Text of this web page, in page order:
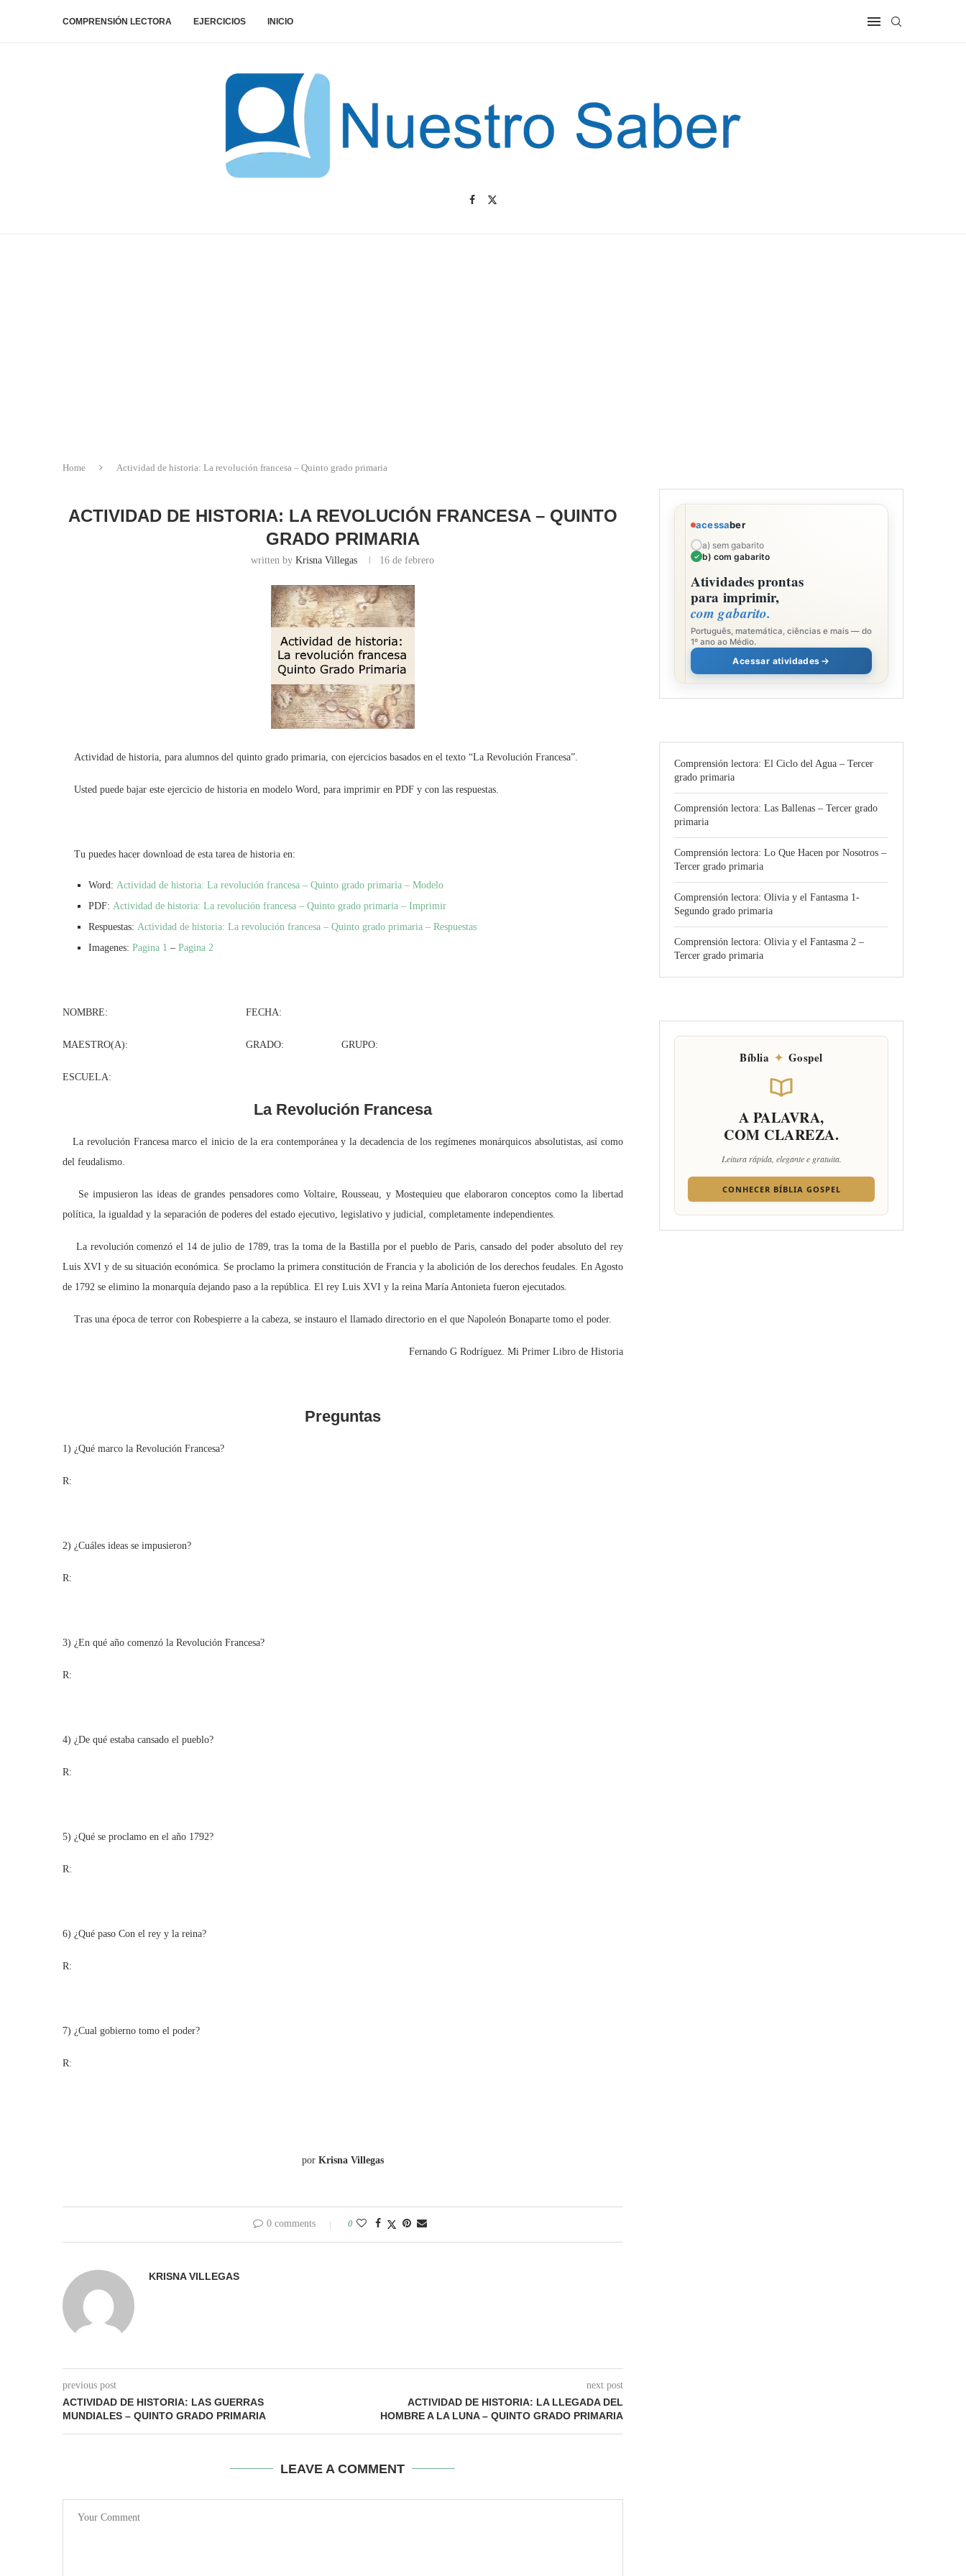
COMPRENSIÓN LECTORA EJERCICIOS INICIO
Home Actividad de historia: La revolución francesa – Quinto grado primaria
ACTIVIDAD DE HISTORIA: LA REVOLUCIÓN FRANCESA – QUINTO
GRADO PRIMARIA
written byKrisna Villegas 16 de febrero
Actividad de historia, para alumnos del quinto grado primaria, con ejercicios basados en el texto “La Revolución Francesa”.
Usted puede bajar este ejercicio de historia en modelo Word, para imprimir en PDF y con las respuestas.
Tu puedes hacer download de esta tarea de historia en:
Word: Actividad de historia: La revolución francesa – Quinto grado primaria – Modelo
PDF: Actividad de historia: La revolución francesa – Quinto grado primaria – Imprimir
Respuestas: Actividad de historia: La revolución francesa – Quinto grado primaria – Respuestas
Imagenes: Pagina 1 – Pagina 2
NOMBRE: FECHA:
MAESTRO(A): GRADO: GRUPO:
ESCUELA:
La Revolución Francesa
La revolución Francesa marco el inicio de la era contemporánea y la decadencia de los regímenes monárquicos absolutistas, así como
del feudalismo.
Se impusieron las ideas de grandes pensadores como Voltaire, Rousseau, y Mostequieu que elaboraron conceptos como la libertad
política, la igualdad y la separación de poderes del estado ejecutivo, legislativo y judicial, completamente independientes.
La revolución comenzó el 14 de julio de 1789, tras la toma de la Bastilla por el pueblo de Paris, cansado del poder absoluto del rey
Luis XVI y de su situación económica. Se proclamo la primera constitución de Francia y la abolición de los derechos feudales. En Agosto
de 1792 se elimino la monarquía dejando paso a la república. El rey Luis XVI y la reina María Antonieta fueron ejecutados.
Tras una época de terror con Robespierre a la cabeza, se instauro el llamado directorio en el que Napoleón Bonaparte tomo el poder.
Fernando G Rodríguez. Mi Primer Libro de Historia
Preguntas
1) ¿Qué marco la Revolución Francesa?
R:
2) ¿Cuáles ideas se impusieron?
R:
3) ¿En qué año comenzó la Revolución Francesa?
R:
4) ¿De qué estaba cansado el pueblo?
R:
5) ¿Qué se proclamo en el año 1792?
R:
6) ¿Qué paso Con el rey y la reina?
R:
7) ¿Cual gobierno tomo el poder?
R:
porKrisna Villegas
0 comments 0
KRISNA VILLEGAS
previous post
ACTIVIDAD DE HISTORIA: LAS GUERRAS
MUNDIALES – QUINTO GRADO PRIMARIA
next post
ACTIVIDAD DE HISTORIA: LA LLEGADA DEL
HOMBRE A LA LUNA – QUINTO GRADO PRIMARIA
LEAVE A COMMENT
acessaber
a) sem gabarito
b) com gabarito
Atividades prontas
para imprimir,
com gabarito.
Português, matemática, ciências e mais — do
1º ano ao Médio.
Acessar atividades
Comprensión lectora: El Ciclo del Agua – Tercer
grado primaria
Comprensión lectora: Las Ballenas – Tercer grado
primaria
Comprensión lectora: Lo Que Hacen por Nosotros –
Tercer grado primaria
Comprensión lectora: Olivia y el Fantasma 1-
Segundo grado primaria
Comprensión lectora: Olivia y el Fantasma 2 –
Tercer grado primaria
Bíblia ✦ Gospel
A PALAVRA,
COM CLAREZA.
Leitura rápida, elegante e gratuita.
CONHECER BÍBLIA GOSPEL